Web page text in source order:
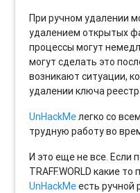
При ручном удалении
удалением открытых
процессы могут
могут сделать это
возникают ситуации,
удалении ключа
UnHackMeлегко со
трудную работу во
И это еще не все. Если
TRAFF.WORLD какие
UnHackMeесть